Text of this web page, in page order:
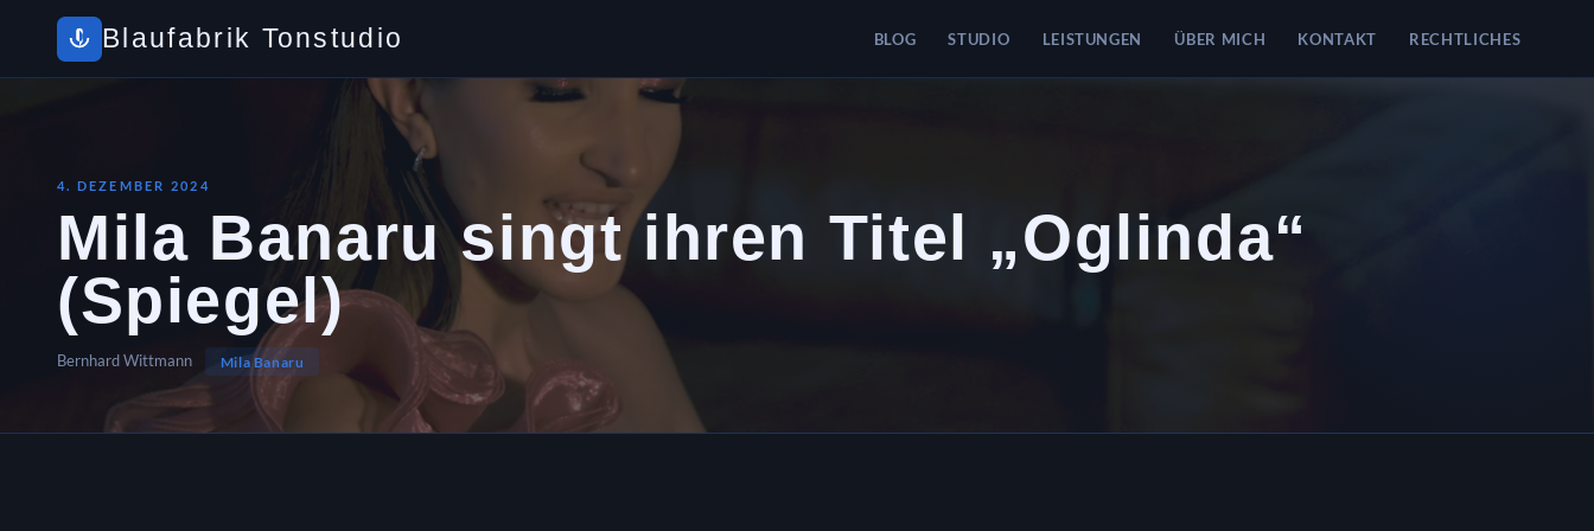
Blaufabrik Tonstudio BLOG STUDIO LEISTUNGEN ÜBER MICH KONTAKT RECHTLICHES
4. DEZEMBER 2024
Mila Banaru singt ihren Titel „Oglinda“
(Spiegel)
Bernhard Wittmann Mila Banaru